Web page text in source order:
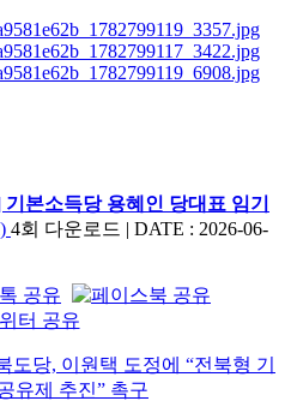
본소득당 용혜인 당대표 임기
4회 다운로드 | DATE : 2026-06-
도당, 이원택 도정에 “전북형 기
유제 추진” 촉구